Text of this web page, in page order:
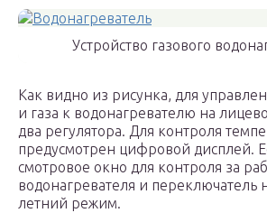
Устройство газового
Как видно из рисунка, для
и газа к водонагревателю на
два регулятора. Для контроля
предусмотрен цифровой дисплей.
смотровое окно для контроля за
водонагревателя и переключатель
летний режим.